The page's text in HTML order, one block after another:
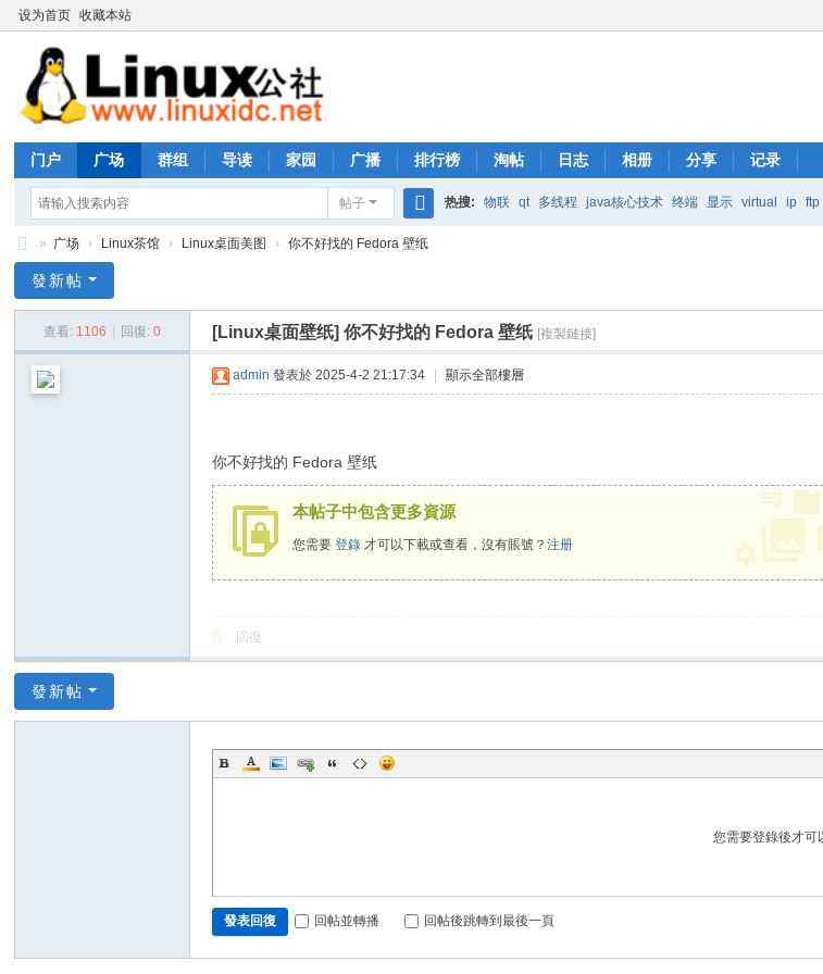
设为首页 收藏本站
门户 广场 群组 导读 家园 广播 排行榜 淘帖 日志 相册 分享 记录
帖子
搜
热搜: 物联 qt 多线程 java核心技术 终端 显示 virtual ip ftp
nu
公
» 广场 › Linux茶馆 › Linux桌面美图 › 你不好找的 Fedora 壁纸
發新帖
查看: 1106 回復: 0 [Linux桌面壁纸]你不好找的 Fedora 壁纸 [複製鏈接]
admin 發表於 2025-4-2 21:17:34 顯示全部樓層
你不好找的 Fedora 壁纸
本帖子中包含更多資源
您需要登錄 才可以下載或查看，沒有賬號？注册
回復
發新帖
您需要登錄後才
發表回復 回帖並轉播 回帖後跳轉到最後一頁